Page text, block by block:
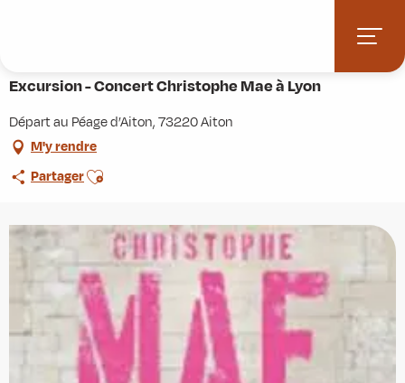
Excursion - Concert Christophe Mae à Lyon
Départ au Péage d’Aiton, 73220 Aiton
M'y rendre
PartagerAjouter aux favoris